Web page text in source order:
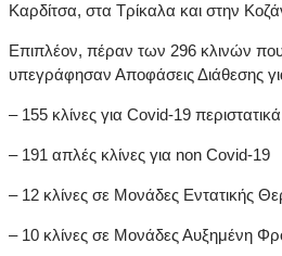
Καρδίτσα, στα Τρίκαλα και στην
Επιπλέον, πέραν των 296 κλινών που
υπεγράφησαν Αποφάσεις Διάθεσης
– 155 κλίνες για Covid-19 περιστατικά
– 191 απλές κλίνες για non Covid-19
– 12 κλίνες σε Μονάδες Εντατικής
– 10 κλίνες σε Μονάδες Αυξημένη